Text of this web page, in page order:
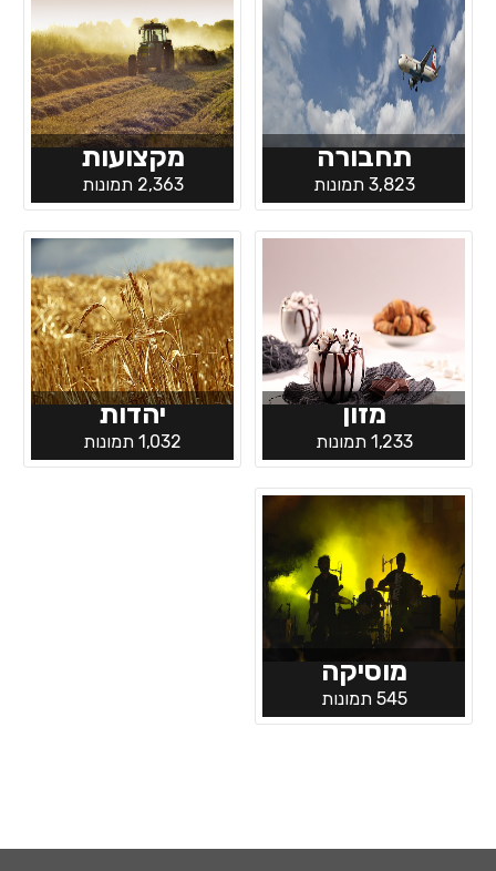
תחבורה
3,823 תמונות
מקצועות
2,363 תמונות
מזון
1,233 תמונות
יהדות
1,032 תמונות
מוסיקה
545 תמונות